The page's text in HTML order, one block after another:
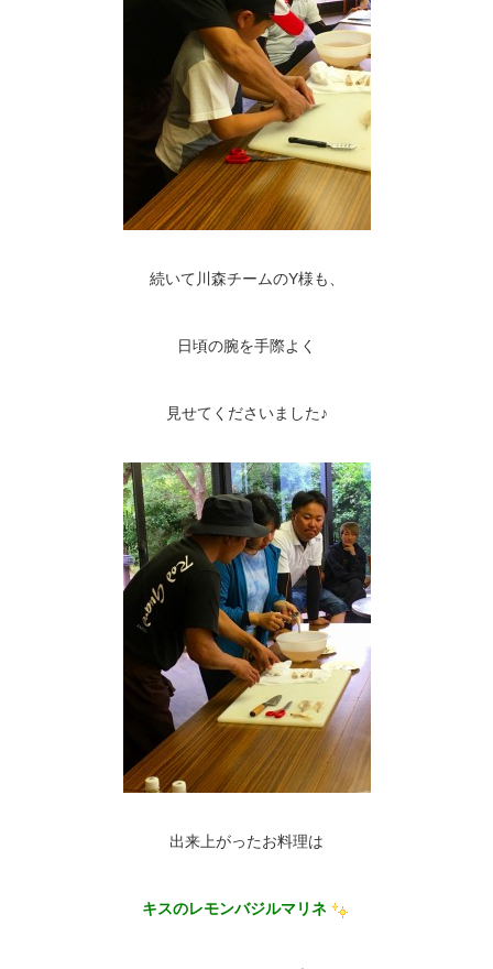
続いて川森チームのY様も、
日頃の腕を手際よく
見せてくださいました♪
出来上がったお料理は
キスのレモンバジルマリネ